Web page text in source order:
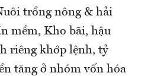
trồng nông & hải
mềm, Kho bãi, hậu
riêng khớp lệnh, tỷ
tăng ở nhóm vốn hóa